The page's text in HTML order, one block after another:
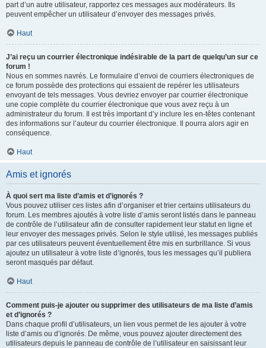
part d’un autre utilisateur, rapportez ces messages aux modérateurs. Ils
peuvent empêcher un utilisateur d’envoyer des messages privés.
Haut
J’ai reçu un courrier électronique indésirable de la part de quelqu’un sur ce
forum !
Nous en sommes navrés. Le formulaire d’envoi de courriers électroniques de
ce forum possède des protections qui essaient de repérer les utilisateurs
envoyant de tels messages. Vous devriez envoyer par courrier électronique
une copie complète du courrier électronique que vous avez reçu à un
administrateur du forum. Il est très important d’y inclure les en-têtes contenant
des informations sur l’auteur du courrier électronique. Il pourra alors agir en
conséquence.
Haut
Amis et ignorés
À quoi sert ma liste d’amis et d’ignorés ?
Vous pouvez utiliser ces listes afin d’organiser et trier certains utilisateurs du
forum. Les membres ajoutés à votre liste d’amis seront listés dans le panneau
de contrôle de l’utilisateur afin de consulter rapidement leur statut en ligne et
leur envoyer des messages privés. Selon le style utilisé, les messages publiés
par ces utilisateurs peuvent éventuellement être mis en surbrillance. Si vous
ajoutez un utilisateur à votre liste d’ignorés, tous les messages qu’il publiera
seront masqués par défaut.
Haut
Comment puis-je ajouter ou supprimer des utilisateurs de ma liste d’amis
et d’ignorés ?
Dans chaque profil d’utilisateurs, un lien vous permet de les ajouter à votre
liste d’amis ou d’ignorés. De même, vous pouvez ajouter directement des
utilisateurs depuis le panneau de contrôle de l’utilisateur en saisissant leur